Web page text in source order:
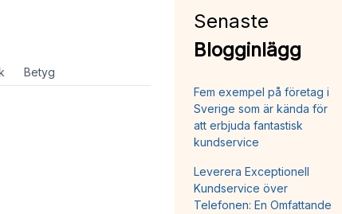
Betyg
Senaste
Blogginlägg
Fem exempel på företag i
Sverige som är kända för
att erbjuda fantastisk
kundservice
Leverera Exceptionell
Kundservice över
Telefonen: En Omfattande